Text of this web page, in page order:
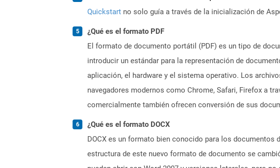
Quickstart no solo guía a través de la inicialización de
¿Qué es el formato PDF
El formato de documento portátil (PDF) es un tipo de
introducir un estándar para la representación de
aplicación, el hardware y el sistema operativo. Los
navegadores modernos como Chrome, Safari, Firefox a
comercialmente también ofrecen conversión de sus
¿Qué es el formato DOCX
DOCX es un formato bien conocido para los
estructura de este nuevo formato de documento se